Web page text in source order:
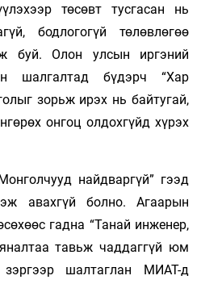
төсөвт тусгасан нь
бодлогогүй төлөвлөгөө
буй. Олон улсын иргэний
шалгалтад бүдэрч “Хар
зорьж ирэх нь байтугай,
онгоц олдохгүйд хүрэх
найдваргүй” гээд
авахгүй болно. Агаарын
гадна “Танай инженер,
тавьж чаддаггүй юм
шалтаглан МИАТ-д